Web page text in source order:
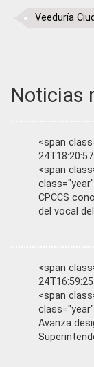
Veeduría
Noticias
<span
<span
CPCCS
del vocal
<span
<span
Avanza